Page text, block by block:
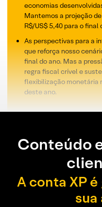
economias
Mantemos a projeção
R$/US$ 5,40 para o final
As perspectivas para a
que reforça nosso
final do ano. Mas a
regra fiscal crível e
flexibilização monetária
deste ano.
Conteúdo
A conta XP
sua